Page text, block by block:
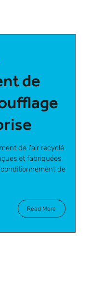
de
de l'air recyclé
et fabriquées
de
Read More